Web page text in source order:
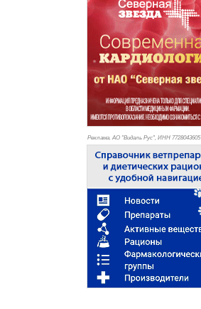
Реклама. АО "Видаль Рус", ИНН 7728043605